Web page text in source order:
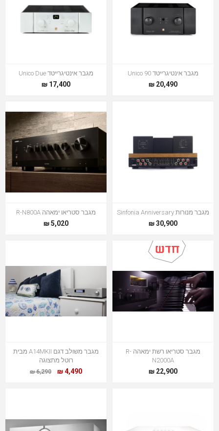
מגבר אינטיגרייטד Unico 90
20,490 ₪
מגבר אינטיגרייטד Unico Due
17,400 ₪
מגבר מנורות Sinfonia Anniversary
30,900 ₪
מגבר סטריאו ימאהה R-N800A
5,020 ₪
מגבר סטריאו רשת ימאהה R-
N2000A
22,900 ₪
מגבר משולב דגם A14MKII מבית
רוטל מתצוגה
4,490 ₪
6,290 ₪